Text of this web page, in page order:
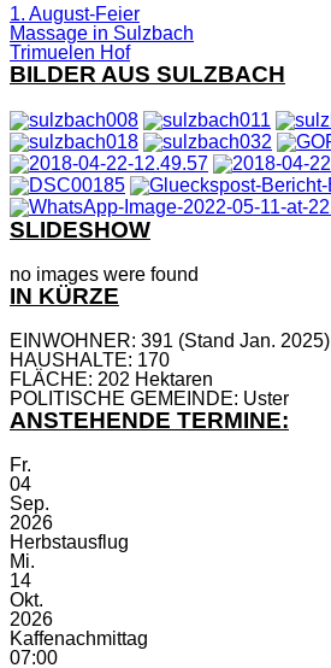
1. August-Feier
Massage in Sulzbach
Trimuelen Hof
BILDER AUS SULZBACH
SLIDESHOW
no images were found
IN KÜRZE
EINWOHNER: 391 (Stand Jan. 2025)
HAUSHALTE: 170
FLÄCHE: 202 Hektaren
POLITISCHE GEMEINDE: Uster
ANSTEHENDE TERMINE:
Fr.
04
Sep.
2026
Herbstausflug
Mi.
14
Okt.
2026
Kaffenachmittag
07:00